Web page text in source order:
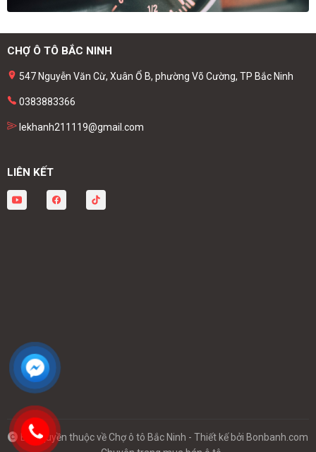
CHỢ Ô TÔ BẮC NINH
547 Nguyễn Văn Cừ, Xuân Ổ B, phường Võ Cường, TP Bắc Ninh
0383883366
lekhanh211119@gmail.com
LIÊN KẾT
Bản quyền thuộc về Chợ ô tô Bắc Ninh - Thiết kế bởi Bonbanh.com